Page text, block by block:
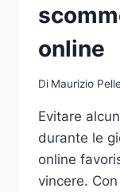
online
Di Maurizio
Evitare
durante le
online
vincere.